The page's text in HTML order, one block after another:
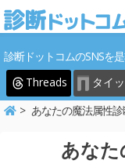
診断ドットコムのSNSを
Threads
タイ
あなたの魔法属性診
あなた